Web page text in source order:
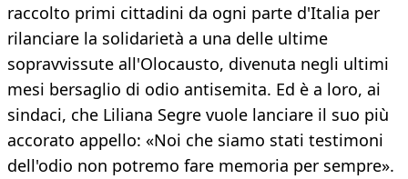
raccolto primi cittadini da ogni parte d'Italia per
rilanciare la solidarietà a una delle ultime
sopravvissute all'Olocausto, divenuta negli ultimi
mesi bersaglio di odio antisemita. Ed è a loro, ai
sindaci, che Liliana Segre vuole lanciare il suo più
accorato appello: «Noi che siamo stati testimoni
dell'odio non potremo fare memoria per sempre».